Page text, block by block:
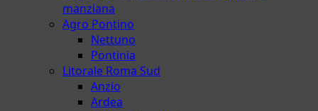
manziana
Agro Pontino
Nettuno
Pontinia
Litorale Roma Sud
Anzio
Ardea